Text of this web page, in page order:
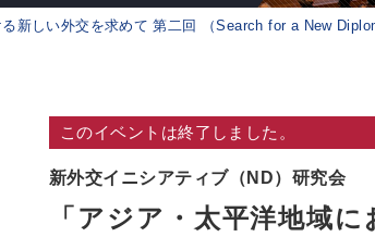
る新しい外交を求めて 第二回 （Search for a New
このイベントは終了しました。
新外交イニシアティブ（ND）研究会
「アジア・太平洋地域